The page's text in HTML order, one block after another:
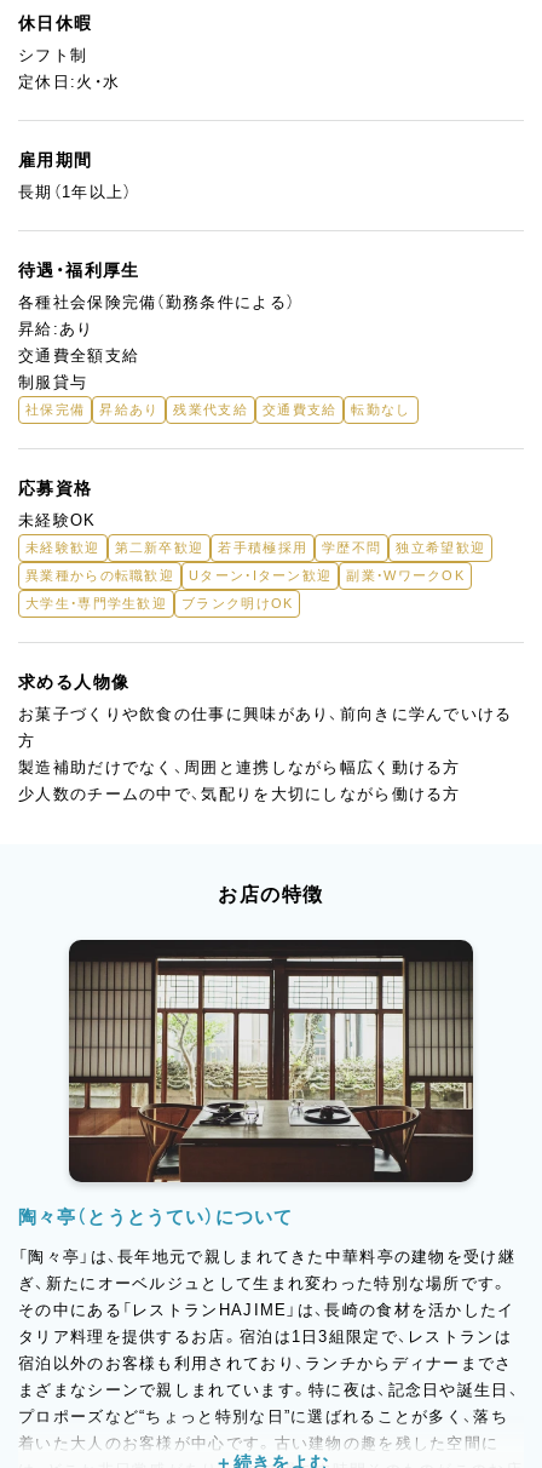
休日休暇
シフト制
定休日:火・水
雇用期間
長期（1年以上）
待遇・福利厚生
各種社会保険完備（勤務条件による）
昇給:あり
交通費全額支給
制服貸与
社保完備 昇給あり 残業代支給 交通費支給 転勤なし
応募資格
未経験OK
未経験歓迎 第二新卒歓迎 若手積極採用 学歴不問
独立希望歓迎
異業種からの転職歓迎
Uターン・Iターン歓迎
副業・WワークOK
大学生・専門学生歓迎
ブランク明けOK
求める人物像
お菓子づくりや飲食の仕事に興味があり、前向きに学んでいける
方
製造補助だけでなく、周囲と連携しながら幅広く動ける方
少人数のチームの中で、気配りを大切にしながら働ける方
お店の特徴
陶々亭（とうとうてい）について
「陶々亭」は、長年地元で親しまれてきた中華料亭の建物を受け継
ぎ、新たにオーベルジュとして生まれ変わった特別な場所です。
その中にある「レストランHAJIME」は、長崎の食材を活かしたイ
タリア料理を提供するお店。宿泊は1日3組限定で、レストランは
宿泊以外のお客様も利用されており、ランチからディナーまでさ
まざまなシーンで親しまれています。特に夜は、記念日や誕生日、
プロポーズなど“ちょっと特別な日”に選ばれることが多く、落ち
着いた大人のお客様が中心です。古い建物の趣を残した空間に